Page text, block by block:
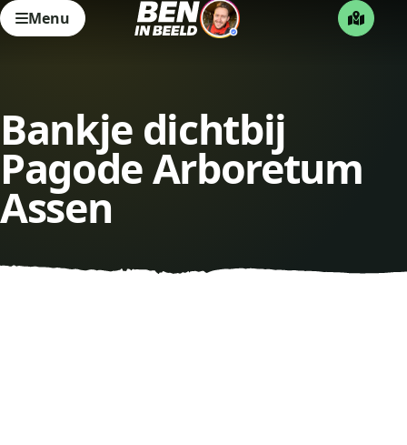
Menu
Bankje dichtbij
Pagode Arboretum
Assen